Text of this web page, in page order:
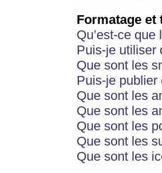
Formatage et
Qu’est-ce
Puis-je utiliser
Que sont les
Puis-je publier
Que sont les
Que sont les
Que sont les
Que sont les
Que sont les